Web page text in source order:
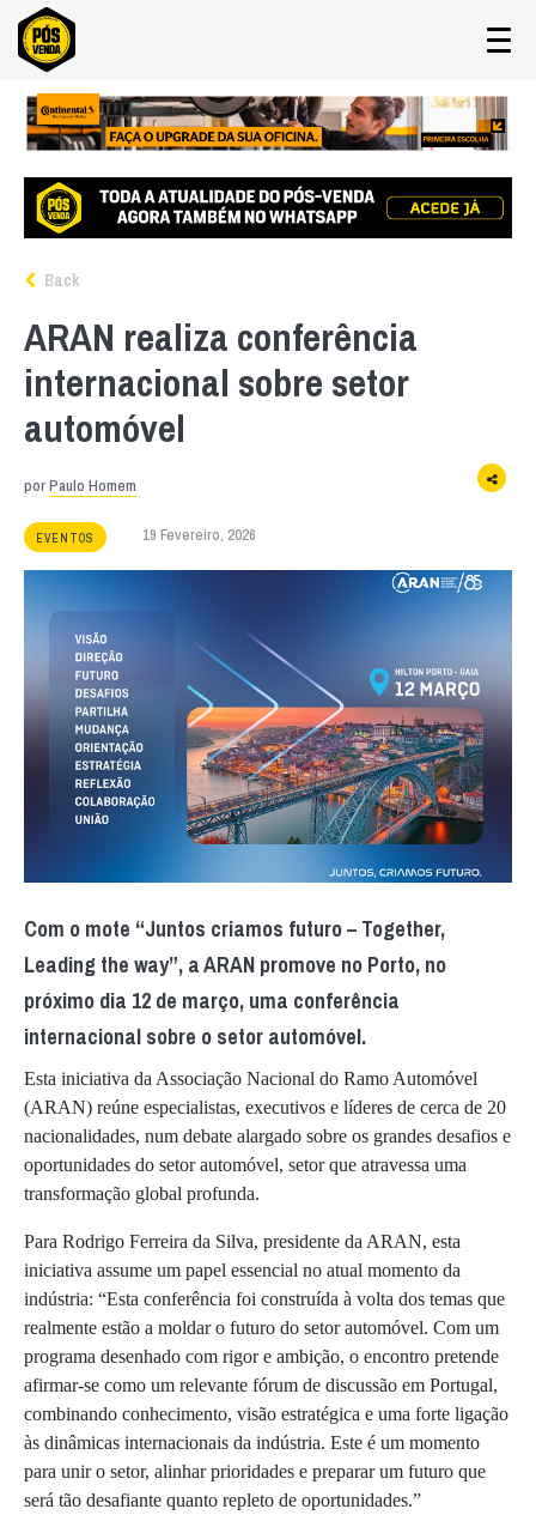
Back
ARAN realiza conferência
internacional sobre setor
automóvel
porPaulo Homem
EVENTOS 19 Fevereiro, 2026
Com o mote “Juntos criamos futuro – Together,
Leading the way”, a ARAN promove no Porto, no
próximo dia 12 de março, uma conferência
internacional sobre o setor automóvel.
Esta iniciativa da Associação Nacional do Ramo Automóvel
(ARAN) reúne especialistas, executivos e líderes de cerca de 20
nacionalidades, num debate alargado sobre os grandes desafios e
oportunidades do setor automóvel, setor que atravessa uma
transformação global profunda.
Para Rodrigo Ferreira da Silva, presidente da ARAN, esta
iniciativa assume um papel essencial no atual momento da
indústria: “Esta conferência foi construída à volta dos temas que
realmente estão a moldar o futuro do setor automóvel. Com um
programa desenhado com rigor e ambição, o encontro pretende
afirmar‑se como um relevante fórum de discussão em Portugal,
combinando conhecimento, visão estratégica e uma forte ligação
às dinâmicas internacionais da indústria. Este é um momento
para unir o setor, alinhar prioridades e preparar um futuro que
será tão desafiante quanto repleto de oportunidades.”